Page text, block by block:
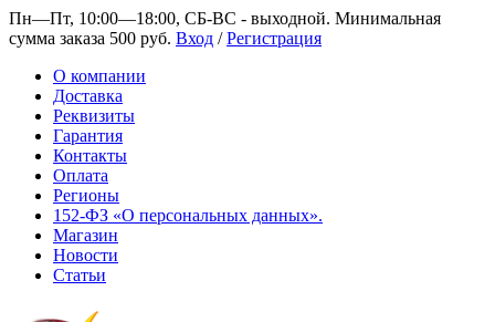
Пн—Пт, 10:00—18:00, СБ-ВС - выходной. Минимальная
сумма заказа 500 руб. Вход /Регистрация
О компании
Доставка
Реквизиты
Гарантия
Контакты
Оплата
Регионы
152-ФЗ «О персональных данных».
Магазин
Новости
Статьи